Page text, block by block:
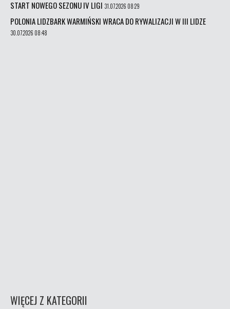
START NOWEGO SEZONU IV LIGI 31.07.2026 08:29
POLONIA LIDZBARK WARMIŃSKI WRACA DO RYWALIZACJI W III LIDZE
30.07.2026 08:48
WIĘCEJ Z KATEGORII